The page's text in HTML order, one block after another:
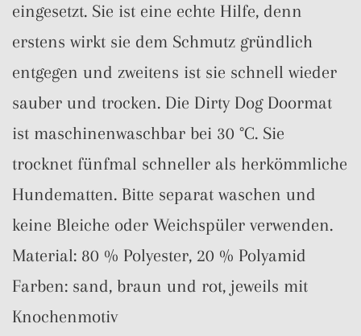
eingesetzt. Sie ist eine echte Hilfe, denn
erstens wirkt sie dem Schmutz gründlich
entgegen und zweitens ist sie schnell wieder
sauber und trocken. Die Dirty Dog Doormat
ist maschinenwaschbar bei 30 °C. Sie
trocknet fünfmal schneller als herkömmliche
Hundematten. Bitte separat waschen und
keine Bleiche oder Weichspüler verwenden.
Material: 80 % Polyester, 20 % Polyamid
Farben: sand, braun und rot, jeweils mit
Knochenmotiv